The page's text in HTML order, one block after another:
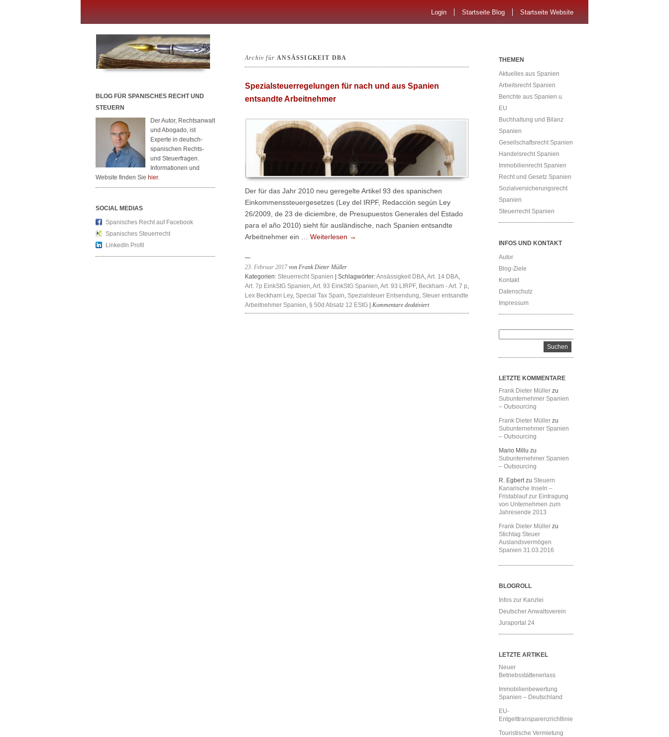
Login Startseite Blog Startseite Website
BLOG FÜR SPANISCHES RECHT UND
STEUERN
Der Autor, Rechtsanwalt
und Abogado, ist
Experte in deutsch-
spanischen Rechts-
und Steuerfragen.
Informationen und
Website finden Sie hier.
SOCIAL MEDIAS
Spanisches Recht auf Facebook
Spanisches Steuerrecht
LinkedIn Profil
Archiv fürANSÄSSIGKEIT DBA
Spezialsteuerregelungen für nach und aus Spanien
entsandte Arbeitnehmer
Der für das Jahr 2010 neu geregelte Artikel 93 des spanischen
Einkommenssteuergesetzes (Ley del IRPF, Redacción según Ley
26/2009, de 23 de diciembre, de Presupuestos Generales del Estado
para el año 2010) sieht für ausländische, nach Spanien entsandte
Arbeitnehmer ein … Weiterlesen →
23. Februar 2017von Frank Dieter Müller
Kategorien: Steuerrecht Spanien | Schlagwörter:Ansässigkeit DBA Art. 14 DBA
Art. 7p EinkStG Spanien Art. 93 EinkStG Spanien Art. 93 LIRPF, Beckham - Art. 7 p
Lex Beckham Ley, Special Tax Spain Spezialsteuer Entsendung Steuer entsandte
Arbeitnehmer Spanien § 50d Absatz 12 EStG | Kommentare deaktiviertfür
Spezialsteuerregelungen
THEMEN
Aktuelles aus Spanien
Arbeitsrecht Spanien
Berichte aus Spanien u.
EU
Buchhaltung und Bilanz
Spanien
Gesellschaftsrecht Spanien
Handelsrecht Spanien
Immobilienrecht Spanien
Recht und Gesetz Spanien
Sozialversicherungsrecht
Spanien
Steuerrecht Spanien
INFOS UND KONTAKT
Autor
Blog-Ziele
Kontakt
Datenschutz
Impressum
LETZTE KOMMENTARE
Frank Dieter Müller zu
Subunternehmer Spanien
– Outsourcing
Frank Dieter Müller zu
Subunternehmer Spanien
– Outsourcing
Mario Millu zu
Subunternehmer Spanien
– Outsourcing
R. EgbertzuSteuern
Kanarische Inseln –
Fristablauf zur Eintragung
von Unternehmen zum
Jahresende 2013
Frank Dieter Müller zu
Stichtag Steuer
Auslandsvermögen
Spanien 31.03.2016
BLOGROLL
Infos zur Kanzlei
Deutscher Anwaltsverein
Juraportal 24
LETZTE ARTIKEL
Neuer
Betriebsstättenerlass
Immobilienbewertung
Spanien – Deutschland
EU-
Entgelttransparenzrichtlinie
Touristische Vermietung